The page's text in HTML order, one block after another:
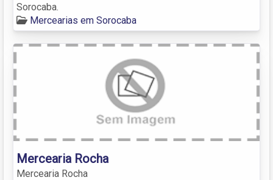
Sorocaba.
Mercearias em Sorocaba
Mercearia Rocha
Mercearia Rocha